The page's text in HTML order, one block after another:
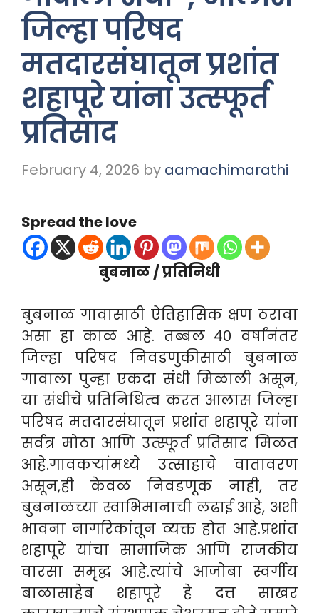
जिल्हा परिषद
मतदारसंघातून प्रशांत
शहापूरे यांना उत्स्फूर्त
प्रतिसाद
February 4, 2026 by aamachimarathi
Spread the love
बुबनाळ / प्रतिनिधी
बुबनाळ गावासाठी ऐतिहासिक क्षण ठरावा
असा हा काळ आहे. तब्बल ४० वर्षांनंतर
जिल्हा परिषद निवडणुकीसाठी बुबनाळ
गावाला पुन्हा एकदा संधी मिळाली असून,
या संधीचे प्रतिनिधित्व करत आलास जिल्हा
परिषद मतदारसंघातून प्रशांत शहापूरे यांना
सर्वत्र मोठा आणि उत्स्फूर्त प्रतिसाद मिळत
आहे.गावकऱ्यांमध्ये उत्साहाचे वातावरण
असून,ही केवळ निवडणूक नाही, तर
बुबनाळच्या स्वाभिमानाची लढाई आहे, अशी
भावना नागरिकांतून व्यक्त होत आहे.प्रशांत
शहापूरे यांचा सामाजिक आणि राजकीय
वारसा समृद्ध आहे.त्यांचे आजोबा स्वर्गीय
बाळासाहेब शहापूरे हे दत्त साखर